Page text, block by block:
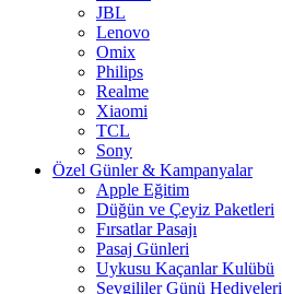
JBL
Lenovo
Omix
Philips
Realme
Xiaomi
TCL
Sony
Özel Günler & Kampanyalar
Apple Eğitim
Düğün ve Çeyiz Paketleri
Fırsatlar Pasajı
Pasaj Günleri
Uykusu Kaçanlar Kulübü
Sevgililer Günü Hediyeleri